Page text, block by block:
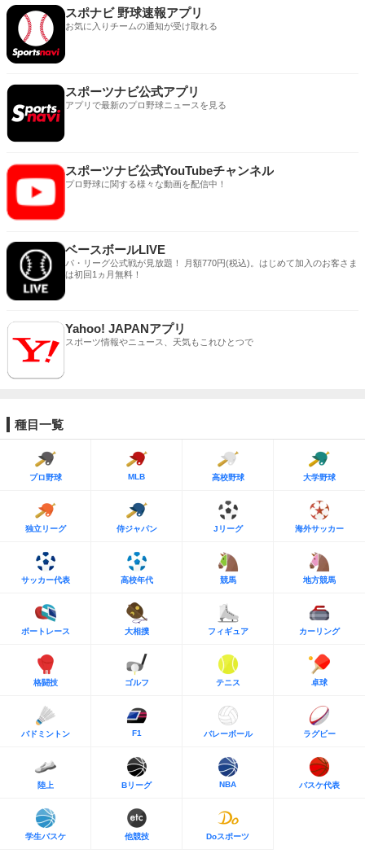
スポナビ 野球速報アプリ
お気に入りチームの通知が受け取れる
スポーツナビ公式アプリ
アプリで最新のプロ野球ニュースを見る
スポーツナビ公式YouTubeチャンネル
プロ野球に関する様々な動画を配信中！
ベースボールLIVE
パ・リーグ公式戦が見放題！ 月額770円(税込)。はじめて加入のお客さま
は初回1ヵ月無料！
Yahoo! JAPANアプリ
スポーツ情報やニュース、天気もこれひとつで
種目一覧
プロ野球 MLB 高校野球 大学野球
独立リーグ 侍ジャパン Jリーグ 海外サッカー
サッカー代表 高校年代 競馬 地方競馬
ボートレース 大相撲 フィギュア カーリング
格闘技 ゴルフ テニス 卓球
バドミントン F1 バレーボール ラグビー
陸上 Bリーグ NBA バスケ代表
学生バスケ 他競技 Doスポーツ